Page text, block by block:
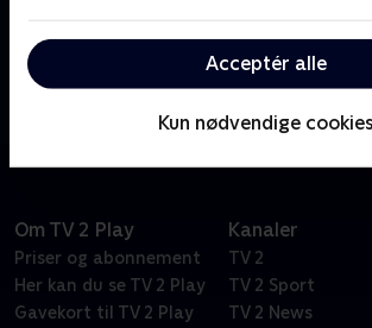
Acceptér alle
Kun nødvendige cookies
drømmehjemmene for helt
Følg deres eventyr og hårde arbejde,
deres drømme om alt fra vinkældre til
Om TV 2 Play
Priser og abonnement
Her kan du se TV 2 Play
Gavekort til TV 2 Play
Kanaler
TV 2
TV 2 Sport
TV 2 News